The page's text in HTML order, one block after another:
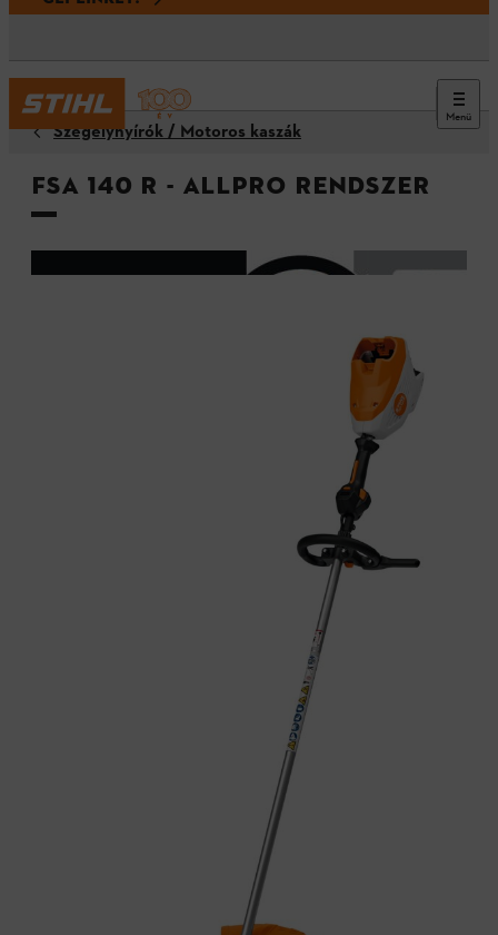
Menü
Szegélynyírók / Motoros kaszák
FSA 140 R - ALLPRO rendszer